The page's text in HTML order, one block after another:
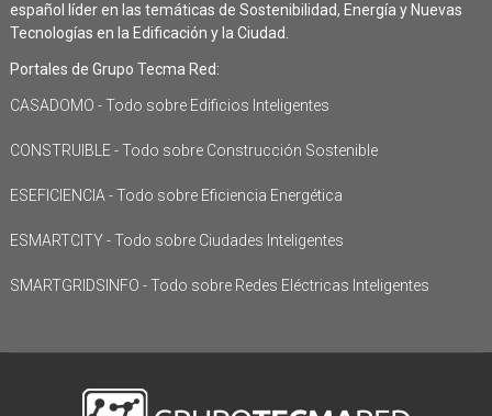
español líder en las temáticas de Sostenibilidad, Energía y Nuevas
Tecnologías en la Edificación y la Ciudad.
Portales de Grupo Tecma Red:
CASADOMO - Todo sobre Edificios Inteligentes
CONSTRUIBLE - Todo sobre Construcción Sostenible
ESEFICIENCIA - Todo sobre Eficiencia Energética
ESMARTCITY - Todo sobre Ciudades Inteligentes
SMARTGRIDSINFO - Todo sobre Redes Eléctricas Inteligentes